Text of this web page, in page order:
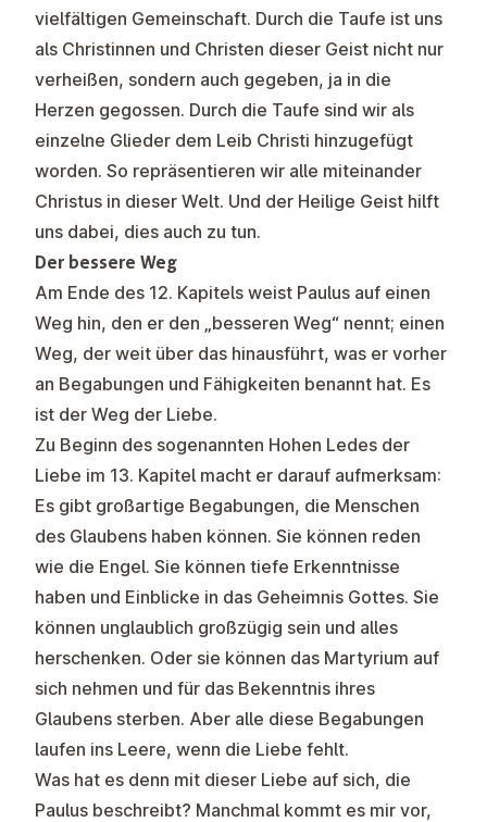
vielfältigen Gemeinschaft. Durch die Taufe ist uns
als Christinnen und Christen dieser Geist nicht nur
verheißen, sondern auch gegeben, ja in die
Herzen gegossen. Durch die Taufe sind wir als
einzelne Glieder dem Leib Christi hinzugefügt
worden. So repräsentieren wir alle miteinander
Christus in dieser Welt. Und der Heilige Geist hilft
uns dabei, dies auch zu tun.
Der bessere Weg
Am Ende des 12. Kapitels weist Paulus auf einen
Weg hin, den er den „besseren Weg“ nennt; einen
Weg, der weit über das hinausführt, was er vorher
an Begabungen und Fähigkeiten benannt hat. Es
ist der Weg der Liebe.
Zu Beginn des sogenannten Hohen Ledes der
Liebe im 13. Kapitel macht er darauf aufmerksam:
Es gibt großartige Begabungen, die Menschen
des Glaubens haben können. Sie können reden
wie die Engel. Sie können tiefe Erkenntnisse
haben und Einblicke in das Geheimnis Gottes. Sie
können unglaublich großzügig sein und alles
herschenken. Oder sie können das Martyrium auf
sich nehmen und für das Bekenntnis ihres
Glaubens sterben. Aber alle diese Begabungen
laufen ins Leere, wenn die Liebe fehlt.
Was hat es denn mit dieser Liebe auf sich, die
Paulus beschreibt? Manchmal kommt es mir vor,